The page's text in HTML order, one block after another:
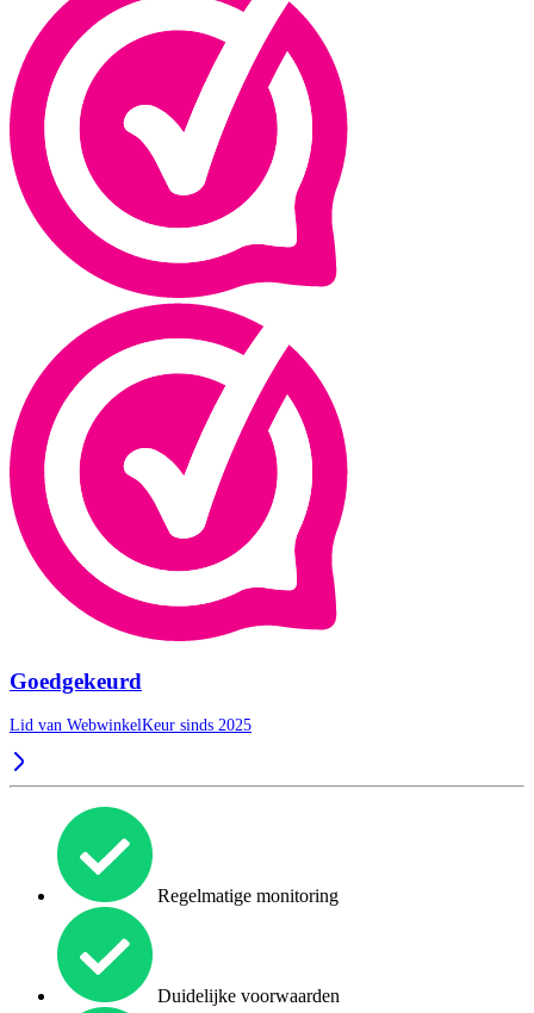
Goedgekeurd
Lid van WebwinkelKeur sinds 2025
Regelmatige monitoring
Duidelijke voorwaarden